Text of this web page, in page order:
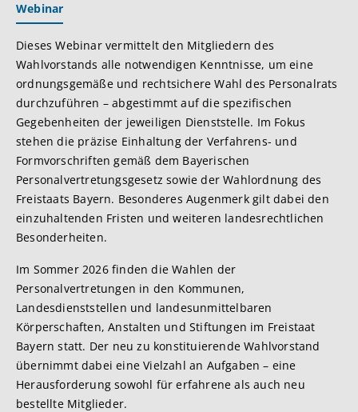
Webinar
Dieses Webinar vermittelt den Mitgliedern des
Wahlvorstands alle notwendigen Kenntnisse, um eine
ordnungsgemäße und rechtsichere Wahl des Personalrats
durchzuführen – abgestimmt auf die spezifischen
Gegebenheiten der jeweiligen Dienststelle. Im Fokus
stehen die präzise Einhaltung der Verfahrens- und
Formvorschriften gemäß dem Bayerischen
Personalvertretungsgesetz sowie der Wahlordnung des
Freistaats Bayern. Besonderes Augenmerk gilt dabei den
einzuhaltenden Fristen und weiteren landesrechtlichen
Besonderheiten.
Im Sommer 2026 finden die Wahlen der
Personalvertretungen in den Kommunen,
Landesdienststellen und landesunmittelbaren
Körperschaften, Anstalten und Stiftungen im Freistaat
Bayern statt. Der neu zu konstituierende Wahlvorstand
übernimmt dabei eine Vielzahl an Aufgaben – eine
Herausforderung sowohl für erfahrene als auch neu
bestellte Mitglieder.